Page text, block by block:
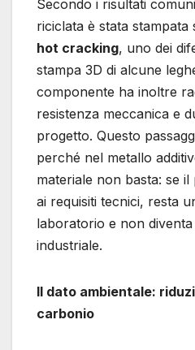
Secondo i risultati
riciclata è stata stampata
hot cracking, uno dei
stampa 3D di alcune
componente ha inoltre
resistenza meccanica e
progetto. Questo
perché nel metallo
materiale non basta: se
ai requisiti tecnici, resta
laboratorio e non diventa
industriale.
Il dato ambientale:
carbonio